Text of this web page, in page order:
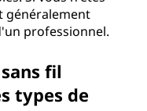
généralement
professionnel.
fil
types de